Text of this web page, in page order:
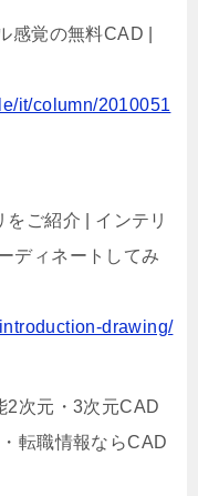
感覚の無料CAD |
it/column/2010051
ご紹介 | インテリ
ディネートしてみ
drawing/
2次元・3次元CAD
転職情報ならCAD